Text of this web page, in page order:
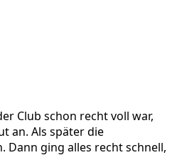
Club schon recht voll war,
an. Als später die
Dann ging alles recht schnell,